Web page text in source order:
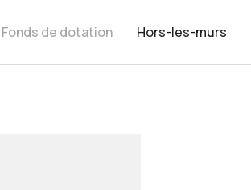
Fonds de dotation Hors-les-murs